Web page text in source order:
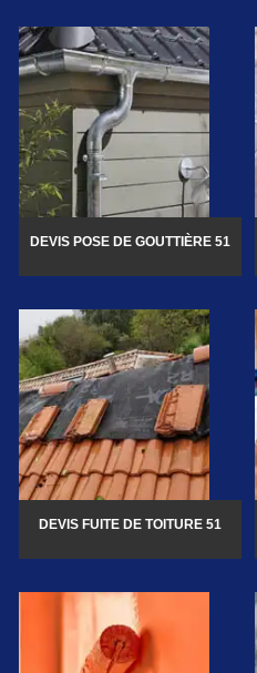
DEVIS POSE DE GOUTTIÈRE 51
DEVIS FUITE DE TOITURE 51